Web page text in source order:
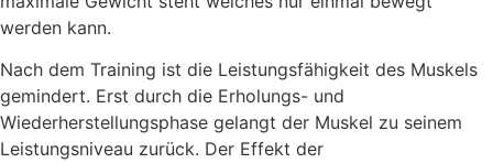
werden kann.
Nach dem Training ist die Leistungsfähigkeit des Muskels
gemindert. Erst durch die Erholungs- und
Wiederherstellungsphase gelangt der Muskel zu seinem
Leistungsniveau zurück. Der Effekt der